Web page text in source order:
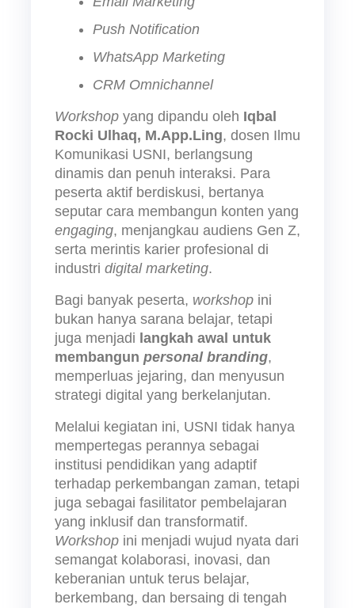
Push Notification
WhatsApp Marketing
CRM Omnichannel
Workshop yang dipandu oleh Iqbal
Rocki Ulhaq, M.App.Ling, dosen Ilmu
Komunikasi USNI, berlangsung
dinamis dan penuh interaksi. Para
peserta aktif berdiskusi, bertanya
engaging, menjangkau audiens Gen Z,
serta merintis karier profesional di
industri digital marketing.
Bagi banyak peserta, workshop ini
bukan hanya sarana belajar, tetapi
juga menjadi langkah awal untuk
membangun personal branding,
memperluas jejaring, dan menyusun
strategi digital yang berkelanjutan.
Melalui kegiatan ini, USNI tidak hanya
mempertegas perannya sebagai
institusi pendidikan yang adaptif
terhadap perkembangan zaman, tetapi
juga sebagai fasilitator pembelajaran
Workshop ini menjadi wujud nyata dari
semangat kolaborasi, inovasi, dan
keberanian untuk terus belajar,
berkembang, dan bersaing di tengah